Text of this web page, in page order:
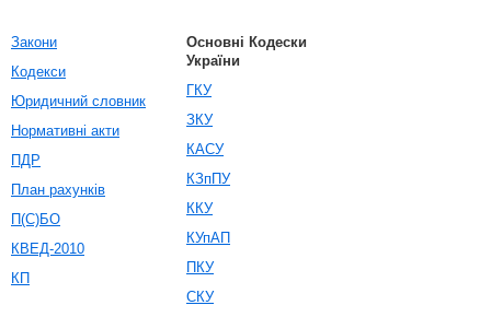
Закони
Кодекси
Юридичний словник
Нормативні акти
ПДР
План рахунків
П(С)БО
КВЕД-2010
КП
Основні Кодески
України
ГКУ
ЗКУ
КАСУ
КЗпПУ
ККУ
КУпАП
ПКУ
СКУ